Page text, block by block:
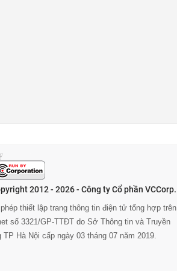
2012 - 2026 - Công ty Cổ phần VCCorp.
thiết lập trang thông tin điện tử tổng hợp trên
số 3321/GP-TTĐT do Sở Thông tin và Truyền
TP Hà Nội cấp ngày 03 tháng 07 năm 2019.